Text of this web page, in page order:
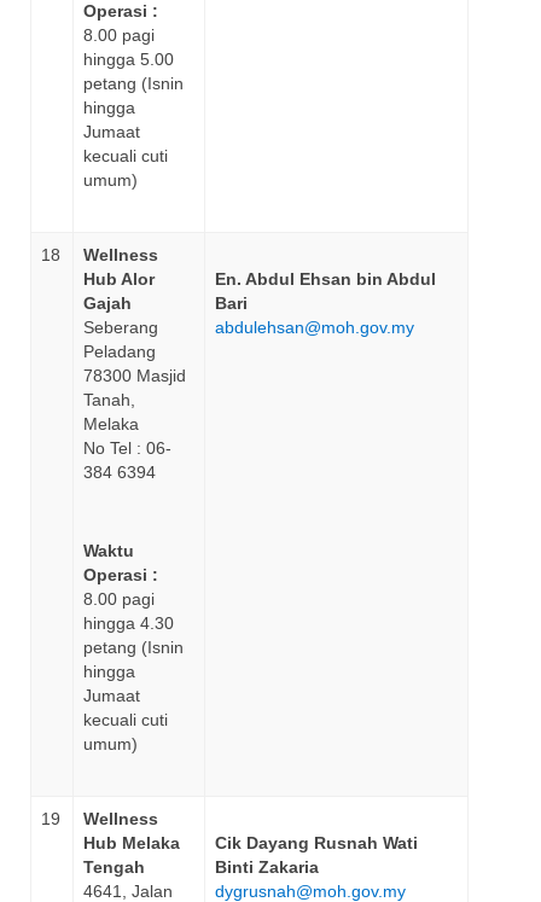
Operasi :
8.00 pagi
hingga 5.00
petang (Isnin
hingga
Jumaat
kecuali cuti
umum)
18
Wellness
Hub Alor
Gajah
Seberang
Peladang
78300 Masjid
Tanah,
Melaka
No Tel : 06-
384 6394
Waktu
Operasi :
8.00 pagi
hingga 4.30
petang (Isnin
hingga
Jumaat
kecuali cuti
umum)
En. Abdul Ehsan bin Abdul
Bari
abdulehsan@moh.gov.my
19
Wellness
Hub Melaka
Tengah
4641, Jalan
Cik Dayang Rusnah Wati
Binti Zakaria
dygrusnah@moh.gov.my